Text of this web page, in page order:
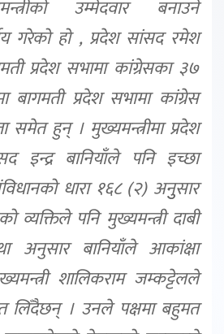
उम्मेदवार बनाउने
गरेको हो , प्रदेश सांसद रमेश
प्रदेश सभामा कांग्रेसका ३७
प्रदेश सभामा कांग्रेस
हुन् । मुख्यमन्त्रीमा प्रदेश
इन्द्र बानियाँले पनि इच्छा
धारा १६८ (२) अनुुसार
व्यक्तिले पनि मुख्यमन्त्री दाबी
अनुसार बानियाँले आकांक्षा
शालिकराम जम्कट्टेलले
लिँदैछन् । उनले पक्षमा बहुमत